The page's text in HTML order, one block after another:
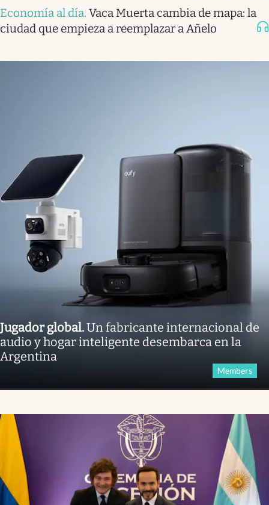
Economía al día. Vaca Muerta cambia de mapa: la
ciudad que empieza a reemplazar a Añelo
Jugador global.Un fabricante internacional de
audio y hogar inteligente desembarca en la
Argentina
Members